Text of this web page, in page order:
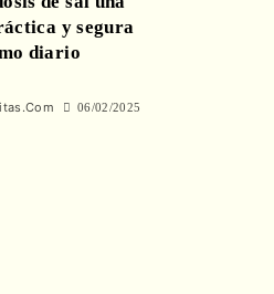
y segura
diario
06/02/2025